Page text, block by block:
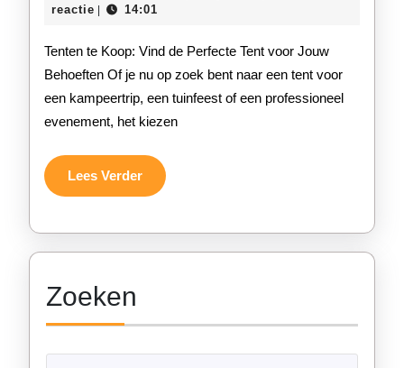
Diverse
Tenten
Te
reactie
14:01
Tenten te Koop: Vind de Perfecte Tent voor Jouw
Behoeften Of je nu op zoek bent naar een tent voor
een kampeertrip, een tuinfeest of een professioneel
evenement, het kiezen
Lees VerderLees
Verder
Zoeken